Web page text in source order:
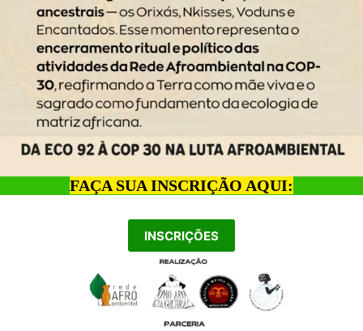
FAÇA SUA INSCRIÇÃO AQUI:
INSCRIÇÕES